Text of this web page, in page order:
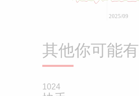
2025/09
其他你可能
1024